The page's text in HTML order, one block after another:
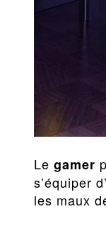
Le gamer
s’équiper
les maux